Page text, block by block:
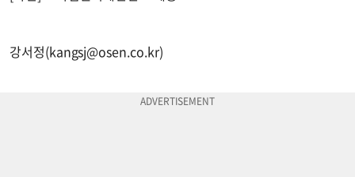
강서정(kangsj@osen.co.kr)